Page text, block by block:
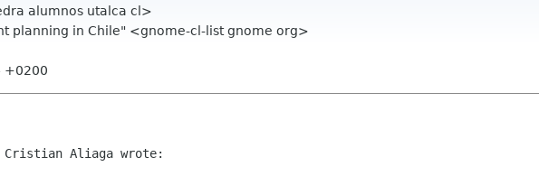
alumnos utalca cl>
planning in Chile" <gnome-cl-list gnome org>
+0200
Cristian Aliaga wrote: